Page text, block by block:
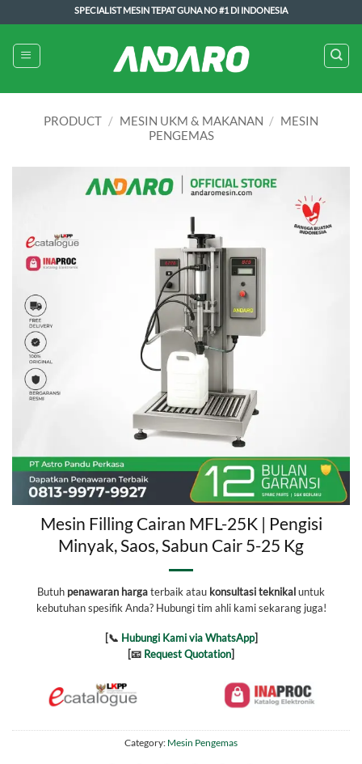
to
content
SPECIALIST MESIN TEPAT GUNA NO #1 DI INDONESIA
PRODUCT / MESIN UKM & MAKANAN / MESIN
PENGEMAS
Mesin Filling Cairan MFL-25K | Pengisi
Minyak, Saos, Sabun Cair 5-25 Kg
Butuh penawaran hargaterbaik atau konsultasi teknikaluntuk
kebutuhan spesifik Anda? Hubungi tim ahli kami sekarang juga!
[📞 Hubungi Kami via WhatsApp]
[📧 Request Quotation]
Category: Mesin Pengemas